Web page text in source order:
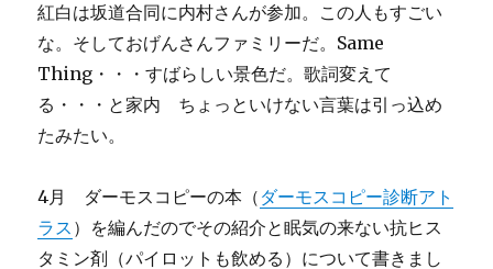
紅白は坂道合同に内村さんが参加。この人もすごい
な。そしておげんさんファミリーだ。Same
Thing・・・すばらしい景色だ。歌詞変えて
る・・・と家内 ちょっといけない言葉は引っ込め
たみたい。
4月 ダーモスコピーの本（ ダーモスコピー診断アト
ラス ）を編んだのでその紹介と眠気の来ない抗ヒス
タミン剤（パイロットも飲める）について書きまし